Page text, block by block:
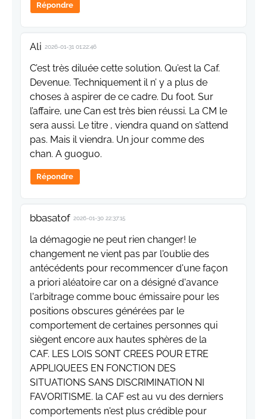
Répondre
Ali 2026-01-31 01:22:46
C’est très diluée cette solution. Qu’est la Caf.
Devenue. Techniquement il n’ y a plus de
choses à aspirer de ce cadre. Du foot. Sur
l’affaire, une Can est très bien réussi. La CM le
sera aussi. Le titre , viendra quand on s’attend
pas. Mais il viendra. Un jour comme des
chan. A guoguo.
Répondre
bbasatof 2026-01-30 22:37:15
la démagogie ne peut rien changer! le
changement ne vient pas par l'oublie des
antécédents pour recommencer d'une façon
a priori aléatoire car on a désigné d'avance
l'arbitrage comme bouc émissaire pour les
positions obscures générées par le
comportement de certaines personnes qui
siègent encore aux hautes sphères de la
CAF. LES LOIS SONT CREES POUR ETRE
APPLIQUEES EN FONCTION DES
SITUATIONS SANS DISCRIMINATION NI
FAVORITISME. la CAF est au vu des derniers
comportements n'est plus crédible pour